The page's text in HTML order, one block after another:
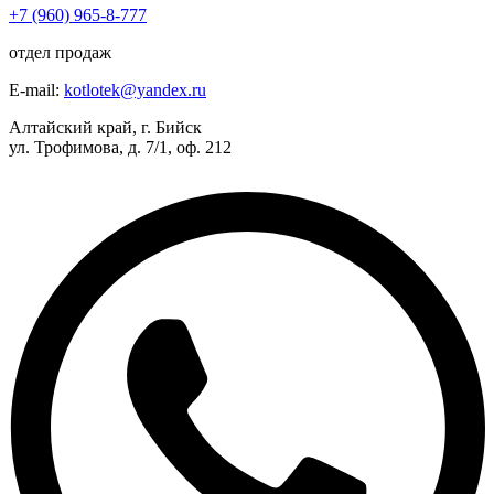
+7 (960) 965-8-777
отдел продаж
E-mail: kotlotek@yandex.ru
Алтайский край, г. Бийск
ул. Трофимова, д. 7/1, оф. 212